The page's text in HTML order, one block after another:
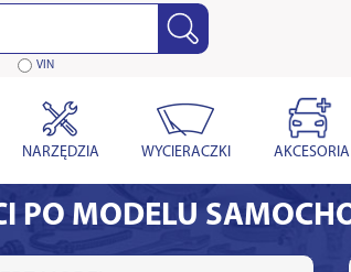
VIN
NARZĘDZIA WYCIERACZKI AKCESORIA
PO MODELU